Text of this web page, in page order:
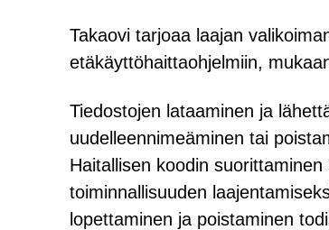
Takaovi tarjoaa laajan
etäkäyttöhaittaohjelmiin,
Tiedostojen lataaminen ja
uudelleennimeäminen tai
Haitallisen koodin
toiminnallisuuden
lopettaminen ja poistaminen